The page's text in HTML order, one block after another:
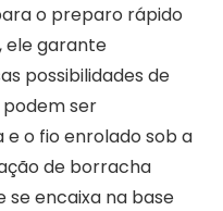
o preparo rápido
ele garante
possibilidades de
podem ser
o fio enrolado sob a
de borracha
se encaixa na base